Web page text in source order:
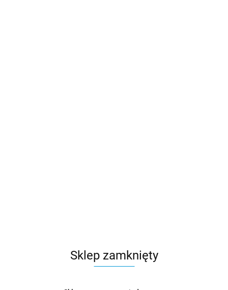
Sklep zamknięty